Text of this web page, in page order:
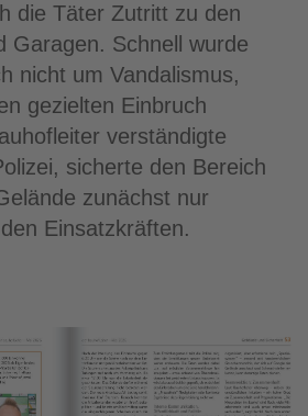
die Täter Zutritt zu den
Garagen. Schnell wurde
nicht um Vandalismus,
gezielten Einbruch
verständigte
sicherte den Bereich
zunächst nur
Einsatzkräften.